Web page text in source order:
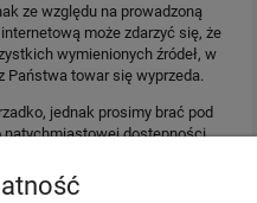
ze względu na prowadzoną
może zdarzyć się, że
wymienionych źródeł, w
Państwa towar się wyprzeda.
jednak prosimy brać pod
natychmiastowej dostępności
ważne jest podawanie
i adresu e-mail.